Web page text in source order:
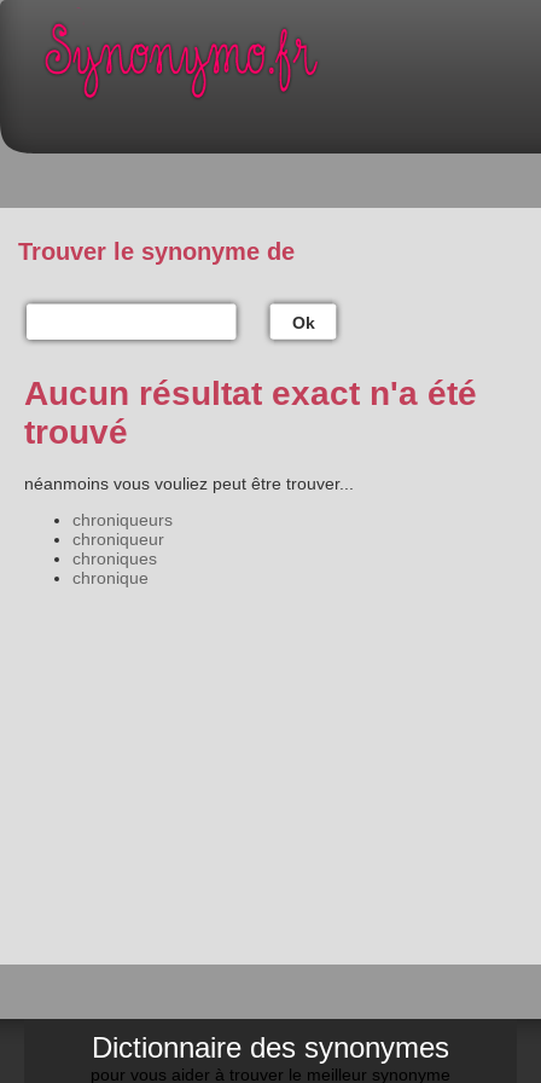
Trouver le synonyme de
Ok
Aucun résultat exact n'a été
trouvé
néanmoins vous vouliez peut être trouver...
chroniqueurs
chroniqueur
chroniques
chronique
Dictionnaire des synonymes
pour vous aider à trouver le meilleur synonyme